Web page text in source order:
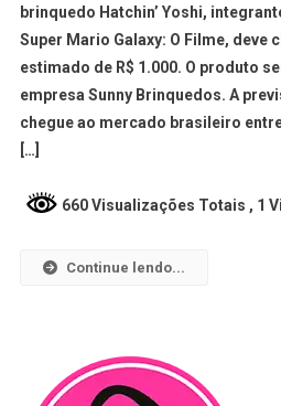
brinquedo Hatchin’ Yoshi,
Super Mario Galaxy: O Filme, deve
estimado de R$ 1.000. O produto
empresa Sunny Brinquedos. A
chegue ao mercado brasileiro
[…]
660 Visualizações Totais , 1
Continue lendo...